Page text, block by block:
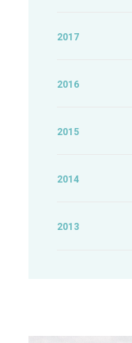
2017
2016
2015
2014
2013